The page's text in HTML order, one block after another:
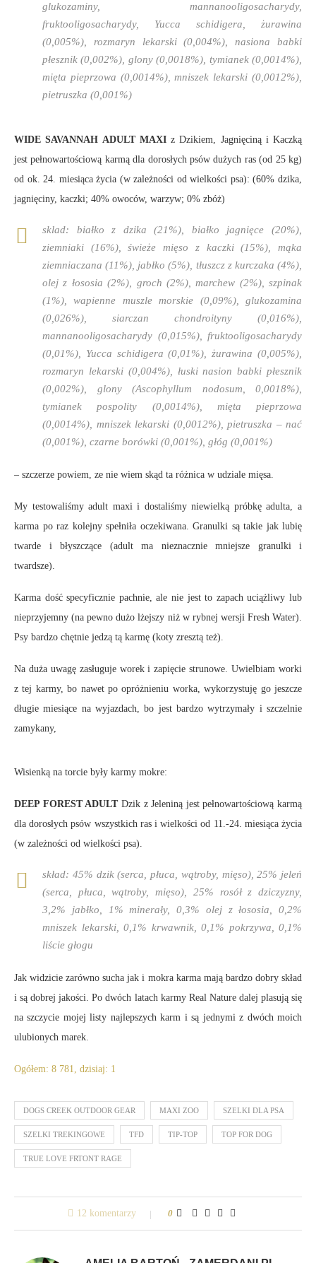
glukozaminy, mannanooligosacharydy,
fruktooligosacharydy, Yucca schidigera, żurawina
(0,005%), rozmaryn lekarski (0,004%), nasiona babki
płesznik (0,002%), glony (0,0018%), tymianek (0,0014%),
mięta pieprzowa (0,0014%), mniszek lekarski (0,0012%),
pietruszka (0,001%)
WIDE SAVANNAH ADULT MAXIz Dzikiem, Jagnięciną i Kaczką
jest pełnowartościową karmą dla dorosłych psów dużych ras (od 25 kg)
od ok. 24. miesiąca życia (w zależności od wielkości psa): (60% dzika,
jagnięciny, kaczki; 40% owoców, warzyw; 0% zbóż)
sklad: białko z dzika (21%), białko jagnięce (20%),
ziemniaki (16%), świeże mięso z kaczki (15%), mąka
ziemniaczana (11%), jabłko (5%), tłuszcz z kurczaka (4%),
olej z łososia (2%), groch (2%), marchew (2%), szpinak
(1%), wapienne muszle morskie (0,09%), glukozamina
(0,026%), siarczan chondroityny (0,016%),
mannanooligosacharydy (0,015%), fruktooligosacharydy
(0,01%), Yucca schidigera (0,01%), żurawina (0,005%),
rozmaryn lekarski (0,004%), łuski nasion babki płesznik
(0,002%), glony (Ascophyllum nodosum, 0,0018%),
tymianek pospolity (0,0014%), mięta pieprzowa
(0,0014%), mniszek lekarski (0,0012%), pietruszka – nać
(0,001%), czarne borówki (0,001%), głóg (0,001%)
– szczerze powiem, ze nie wiem skąd ta różnica w udziale mięsa.
My testowaliśmy adult maxi i dostaliśmy niewielką próbkę adulta, a
karma po raz kolejny spełniła oczekiwana. Granulki są takie jak lubię
twarde i błyszczące (adult ma nieznacznie mniejsze granulki i
twardsze).
Karma dość specyficznie pachnie, ale nie jest to zapach uciążliwy lub
nieprzyjemny (na pewno dużo lżejszy niż w rybnej wersji Fresh Water).
Psy bardzo chętnie jedzą tą karmę (koty zresztą też).
Na duża uwagę zasługuje worek i zapięcie strunowe. Uwielbiam worki
z tej karmy, bo nawet po opróżnieniu worka, wykorzystuję go jeszcze
długie miesiące na wyjazdach, bo jest bardzo wytrzymały i szczelnie
zamykany,
Wisienką na torcie były karmy mokre:
DEEP FOREST ADULTDzik z Jeleniną jest pełnowartościową karmą
dla dorosłych psów wszystkich ras i wielkości od 11.-24. miesiąca życia
(w zależności od wielkości psa).
skład: 45% dzik (serca, płuca, wątroby, mięso), 25% jeleń
(serca, płuca, wątroby, mięso), 25% rosół z dziczyzny,
3,2% jabłko, 1% minerały, 0,3% olej z łososia, 0,2%
mniszek lekarski, 0,1% krwawnik, 0,1% pokrzywa, 0,1%
liście głogu
Jak widzicie zarówno sucha jak i mokra karma mają bardzo dobry skład
i są dobrej jakości. Po dwóch latach karmy Real Nature dalej plasują się
na szczycie mojej listy najlepszych karm i są jednymi z dwóch moich
ulubionych marek.
Ogółem: 8 781, dzisiaj: 1
DOGS CREEK OUTDOOR GEAR MAXI ZOO SZELKI DLA PSA
SZELKI TREKINGOWE TFD TIP-TOP TOP FOR DOG
TRUE LOVE FRTONT RAGE
12 komentarzy 0